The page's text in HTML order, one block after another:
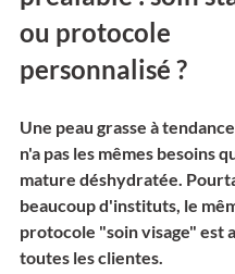
ou protocole
personnalisé ?
Une peau grasse à
n'a pas les mêmes besoins
mature déshydratée.
beaucoup d'instituts, le
protocole "soin visage" est
toutes les clientes.